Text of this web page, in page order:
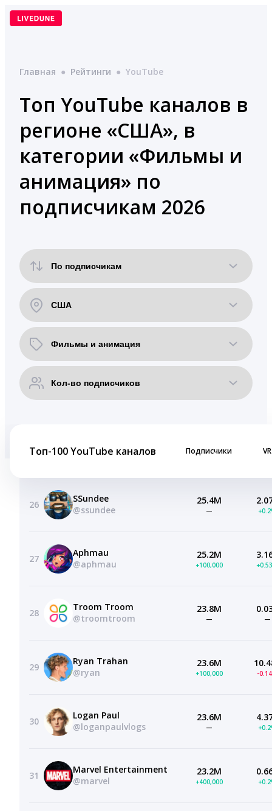
Перейти
Главная ● Рейтинги ● YouTube
Топ YouTube каналов в
регионе «США», в
категории «Фильмы и
анимация» по
подписчикам 2026
Топ-100 YouTube каналов Подписчики VR
26
SSundee
@ssundee
25.4M
—
27
Aphmau
@aphmau
25.2M
+100,000
28
Troom Troom
@troomtroom
23.8M
— —
29
Ryan Trahan
@ryan
23.6M
+100,000 -
30
Logan Paul
@loganpaulvlogs
23.6M
—
31
Marvel Entertainment
@marvel
23.2M
+400,000